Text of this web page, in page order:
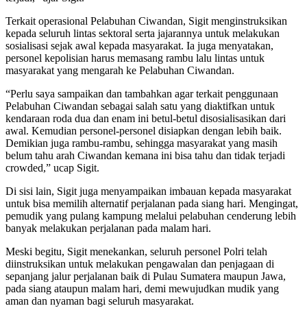
Terkait operasional Pelabuhan Ciwandan, Sigit menginstruksikan
kepada seluruh lintas sektoral serta jajarannya untuk melakukan
sosialisasi sejak awal kepada masyarakat. Ia juga menyatakan,
personel kepolisian harus memasang rambu lalu lintas untuk
masyarakat yang mengarah ke Pelabuhan Ciwandan.
“Perlu saya sampaikan dan tambahkan agar terkait penggunaan
Pelabuhan Ciwandan sebagai salah satu yang diaktifkan untuk
kendaraan roda dua dan enam ini betul-betul disosialisasikan dari
awal. Kemudian personel-personel disiapkan dengan lebih baik.
Demikian juga rambu-rambu, sehingga masyarakat yang masih
belum tahu arah Ciwandan kemana ini bisa tahu dan tidak terjadi
crowded,” ucap Sigit.
Di sisi lain, Sigit juga menyampaikan imbauan kepada masyarakat
untuk bisa memilih alternatif perjalanan pada siang hari. Mengingat,
pemudik yang pulang kampung melalui pelabuhan cenderung lebih
banyak melakukan perjalanan pada malam hari.
Meski begitu, Sigit menekankan, seluruh personel Polri telah
diinstruksikan untuk melakukan pengawalan dan penjagaan di
sepanjang jalur perjalanan baik di Pulau Sumatera maupun Jawa,
pada siang ataupun malam hari, demi mewujudkan mudik yang
aman dan nyaman bagi seluruh masyarakat.